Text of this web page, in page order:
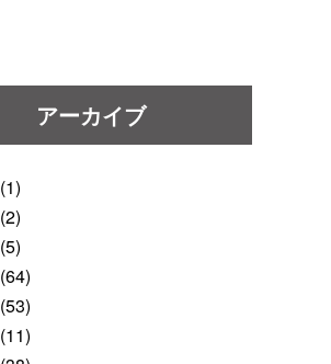
アーカイブ
(1)
(2)
(5)
(64)
(53)
(11)